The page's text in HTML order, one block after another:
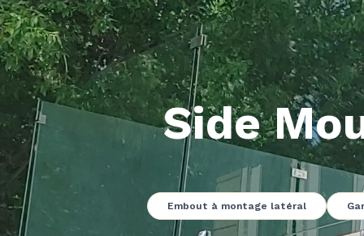
Side
Embout à montage latéral